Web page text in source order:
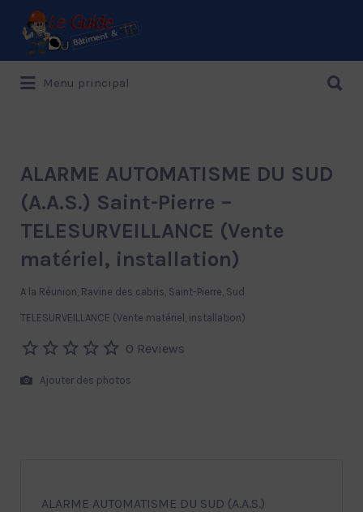
Le Guide de référence depuis 1995
Rechercher:
Menu principal
ALARME AUTOMATISME DU SUD
(A.A.S.) Saint-Pierre –
TELESURVEILLANCE (Vente
matériel, installation)
A la Réunion, Ravine des cabris, Saint-Pierre, Sud
TELESURVEILLANCE (Vente matériel, installation)
0 Reviews
Ajouter des photos
ALARME AUTOMATISME DU SUD (A.A.S.)